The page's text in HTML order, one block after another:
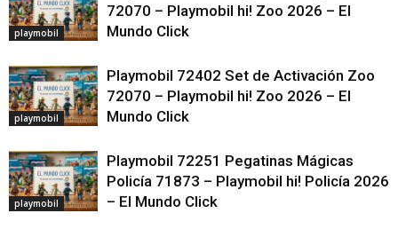
playmobil
72070 – Playmobil hi! Zoo 2026 – El
Mundo Click
playmobil
Playmobil 72402 Set de Activación Zoo
72070 – Playmobil hi! Zoo 2026 – El
Mundo Click
playmobil
Playmobil 72251 Pegatinas Mágicas
Policía 71873 – Playmobil hi! Policía 2026
– El Mundo Click